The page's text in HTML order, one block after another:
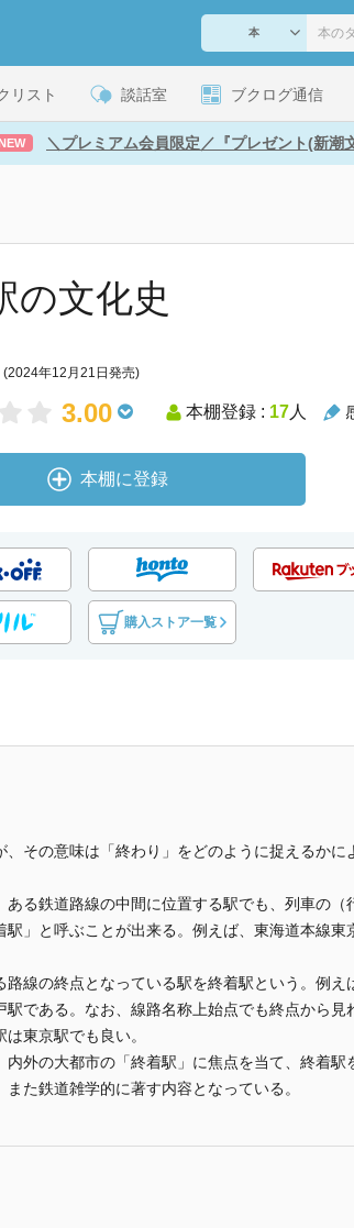
リスト 談話室 ブクログ通信
＼プレミアム会員限定／『プレゼント(新潮
の文化史
(2024年12月21日発売)
3.00 本棚登録 : 17人
本棚に登録
購入ストア一覧
その意味は「終わり」をどのように捉えるかに
る鉄道路線の中間に位置する駅でも、列車の（
」と呼ぶことが出来る。例えば、東海道本線東
線の終点となっている駅を終着駅という。例え
である。なお、線路名称上始点でも終点から見
東京駅でも良い。
外の大都市の「終着駅」に焦点を当て、終着駅
た鉄道雑学的に著す内容となっている。